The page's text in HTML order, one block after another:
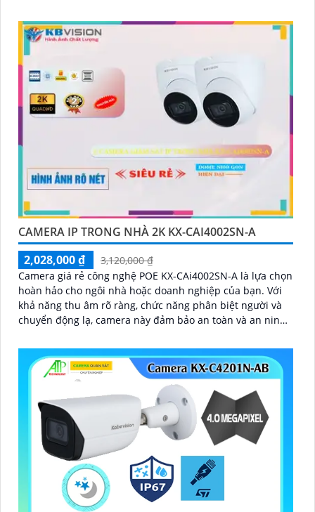
sự kiện thông minh giúp nâng cao hiệu quả giám sát an
ninh
CAMERA IP TRONG NHÀ 2K KX-CAI4002SN-A
2,028,000 ₫
3,120,000 ₫
Camera giá rẻ công nghệ POE KX-CAi4002SN-A là lựa chọn
hoàn hảo cho ngôi nhà hoặc doanh nghiệp của bạn. Với
khả năng thu âm rõ ràng, chức năng phân biệt người và
chuyển động lạ, camera này đảm bảo an toàn và an ninh